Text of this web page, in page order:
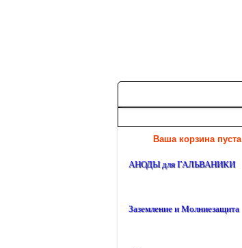
Ваша корзина пуста
АНОДЫ для ГАЛЬВАНИКИ
Заземление и Молниезащита